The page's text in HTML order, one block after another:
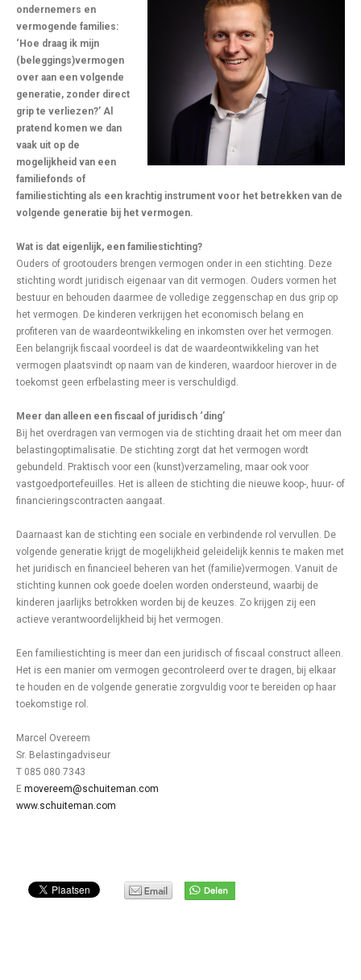
ondernemers en
vermogende families:
‘Hoe draag ik mijn
(beleggings)vermogen
over aan een volgende
generatie, zonder direct
grip te verliezen?’ Al
pratend komen we dan
vaak uit op de
mogelijkheid van een
familiefonds of
familiestichting als een krachtig instrument voor het betrekken van de
volgende generatie bij het vermogen.
Wat is dat eigenlijk, een familiestichting?
Ouders of grootouders brengen vermogen onder in een stichting. Deze
stichting wordt juridisch eigenaar van dit vermogen. Ouders vormen het
bestuur en behouden daarmee de volledige zeggenschap en dus grip op
het vermogen. De kinderen verkrijgen het economisch belang en
profiteren van de waardeontwikkeling en inkomsten over het vermogen.
Een belangrijk fiscaal voordeel is dat de waardeontwikkeling van het
vermogen plaatsvindt op naam van de kinderen, waardoor hierover in de
toekomst geen erfbelasting meer is verschuldigd.
Meer dan alleen een fiscaal of juridisch ‘ding’
Bij het overdragen van vermogen via de stichting draait het om meer dan
belastingoptimalisatie. De stichting zorgt dat het vermogen wordt
gebundeld. Praktisch voor een (kunst)verzameling, maar ook voor
vastgoedportefeuilles. Het is alleen de stichting die nieuwe koop-, huur- of
financieringscontracten aangaat.
Daarnaast kan de stichting een sociale en verbindende rol vervullen. De
volgende generatie krijgt de mogelijkheid geleidelijk kennis te maken met
het juridisch en financieel beheren van het (familie)vermogen. Vanuit de
stichting kunnen ook goede doelen worden ondersteund, waarbij de
kinderen jaarlijks betrokken worden bij de keuzes. Zo krijgen zij een
actieve verantwoordelijkheid bij het vermogen.
Een familiestichting is meer dan een juridisch of fiscaal construct alleen.
Het is een manier om vermogen gecontroleerd over te dragen, bij elkaar
te houden en de volgende generatie zorgvuldig voor te bereiden op haar
toekomstige rol.
Marcel Overeem
Sr. Belastingadviseur
T 085 080 7343
E movereem@schuiteman.com
www.schuiteman.com